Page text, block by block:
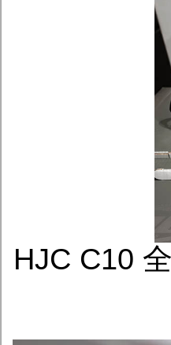
HJC C10